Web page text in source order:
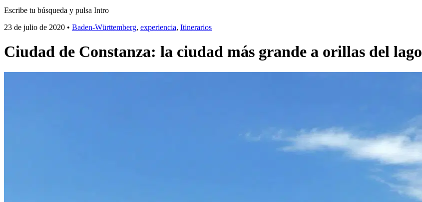
Escribe tu búsqueda y pulsa Intro
23 de julio de 2020 • Baden-Württemberg, experiencia, Itinerarios
Ciudad de Constanza: la ciudad más grande a orillas del lago